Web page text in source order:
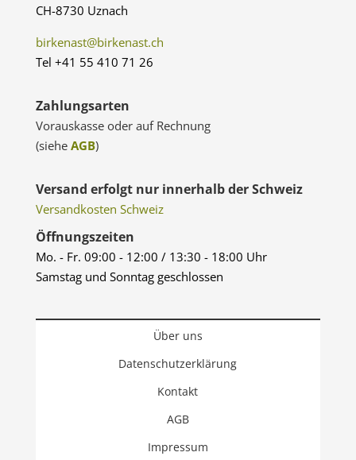
CH-8730 Uznach
birkenast@birkenast.ch
Tel +41 55 410 71 26
Zahlungsarten
Vorauskasse oder auf Rechnung
(siehe AGB)
Versand erfolgt nur innerhalb der Schweiz
Versandkosten Schweiz
Öffnungszeiten
Mo. - Fr. 09:00 - 12:00 / 13:30 - 18:00 Uhr
Samstag und Sonntag geschlossen
Über uns
Datenschutzerklärung
Kontakt
AGB
Impressum